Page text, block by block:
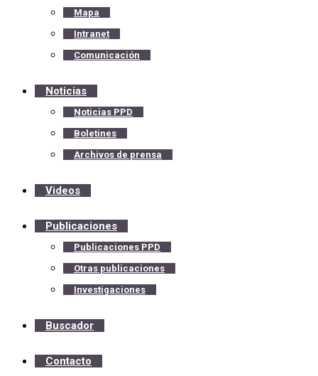
Mapa
Intranet
Comunicación
Noticias
Noticias PPD
Boletines
Archivos de prensa
Videos
Publicaciones
Publicaciones PPD
Otras publicaciones
Investigaciones
Buscador
Contacto